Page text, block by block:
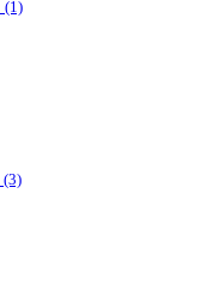
(1)
(3)